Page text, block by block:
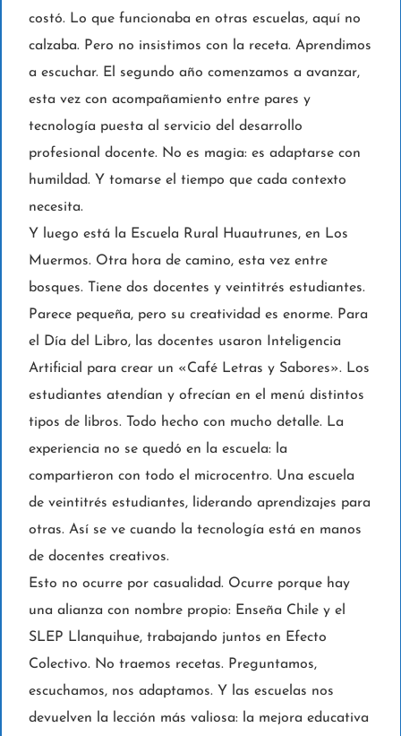
costó. Lo que funcionaba en otras escuelas, aquí no
calzaba. Pero no insistimos con la receta. Aprendimos
a escuchar. El segundo año comenzamos a avanzar,
esta vez con acompañamiento entre pares y
tecnología puesta al servicio del desarrollo
profesional docente. No es magia: es adaptarse con
humildad. Y tomarse el tiempo que cada contexto
necesita.
Y luego está la Escuela Rural Huautrunes, en Los
Muermos. Otra hora de camino, esta vez entre
bosques. Tiene dos docentes y veintitrés estudiantes.
Parece pequeña, pero su creatividad es enorme. Para
el Día del Libro, las docentes usaron Inteligencia
Artificial para crear un «Café Letras y Sabores». Los
estudiantes atendían y ofrecían en el menú distintos
tipos de libros. Todo hecho con mucho detalle. La
experiencia no se quedó en la escuela: la
compartieron con todo el microcentro. Una escuela
de veintitrés estudiantes, liderando aprendizajes para
otras. Así se ve cuando la tecnología está en manos
de docentes creativos.
Esto no ocurre por casualidad. Ocurre porque hay
una alianza con nombre propio: Enseña Chile y el
SLEP Llanquihue, trabajando juntos en Efecto
Colectivo. No traemos recetas. Preguntamos,
escuchamos, nos adaptamos. Y las escuelas nos
devuelven la lección más valiosa: la mejora educativa